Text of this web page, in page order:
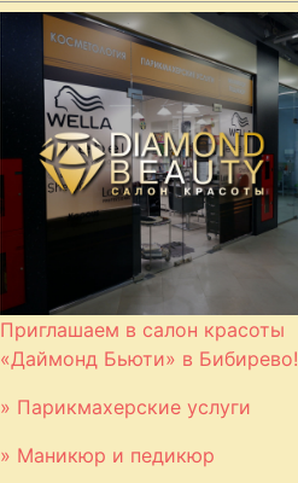
Приглашаем в салон красоты
«Даймонд Бьюти» в Бибирево!
» Парикмахерские услуги
» Маникюр и педикюр